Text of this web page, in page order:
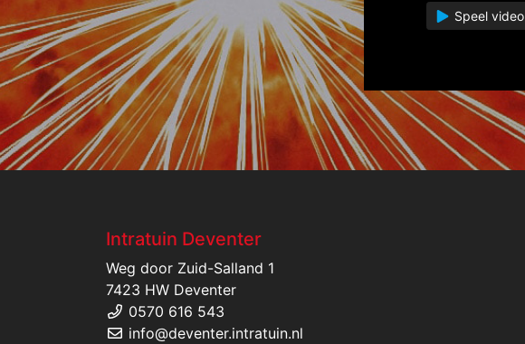
Speel video
Intratuin Deventer
Weg door Zuid-Salland 1
7423 HW Deventer
0570 616 543
info@deventer.intratuin.nl